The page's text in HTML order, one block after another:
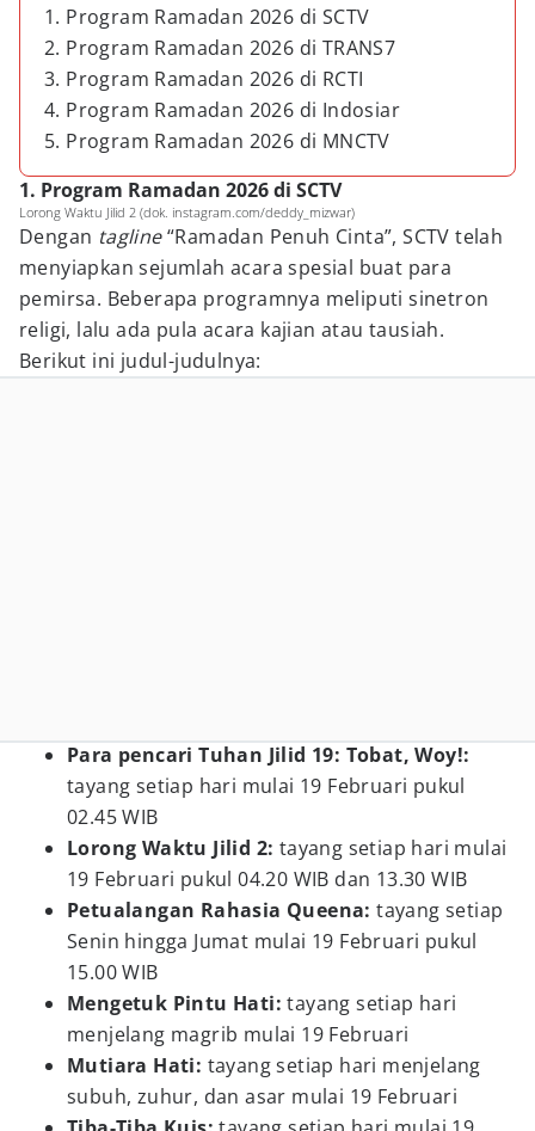
1. Program Ramadan 2026 di SCTV
2. Program Ramadan 2026 di TRANS7
3. Program Ramadan 2026 di RCTI
4. Program Ramadan 2026 di Indosiar
5. Program Ramadan 2026 di MNCTV
1. Program Ramadan 2026 di SCTV
Lorong Waktu Jilid 2 (dok. instagram.com/deddy_mizwar)
Dengan tagline“Ramadan Penuh Cinta”, SCTV telah
menyiapkan sejumlah acara spesial buat para
pemirsa. Beberapa programnya meliputi sinetron
religi, lalu ada pula acara kajian atau tausiah.
Berikut ini judul-judulnya:
Para pencari Tuhan Jilid 19: Tobat, Woy!:
tayang setiap hari mulai 19 Februari pukul
02.45 WIB
Lorong Waktu Jilid 2: tayang setiap hari mulai
19 Februari pukul 04.20 WIB dan 13.30 WIB
Petualangan Rahasia Queena:tayang setiap
Senin hingga Jumat mulai 19 Februari pukul
15.00 WIB
Mengetuk Pintu Hati:tayang setiap hari
menjelang magrib mulai 19 Februari
Mutiara Hati: tayang setiap hari menjelang
subuh, zuhur, dan asar mulai 19 Februari